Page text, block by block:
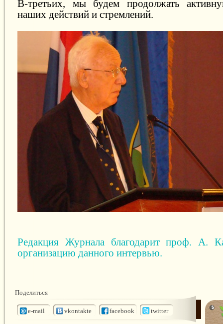
В-третьих, мы будем продолжать
наших действий и стремлений.
Редакция Журнала благодарит проф.
организацию данного интервью.
Поделиться
e-mail vkontakte facebook twitter